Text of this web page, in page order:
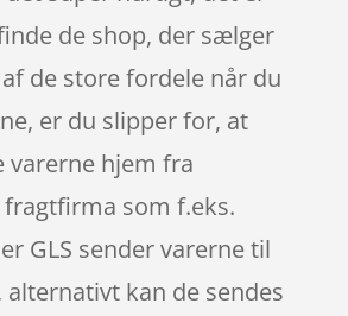
de shop, der sælger
de store fordele når du
er du slipper for, at
varerne hjem fra
som f.eks.
GLS sender varerne til
alternativt kan de sendes